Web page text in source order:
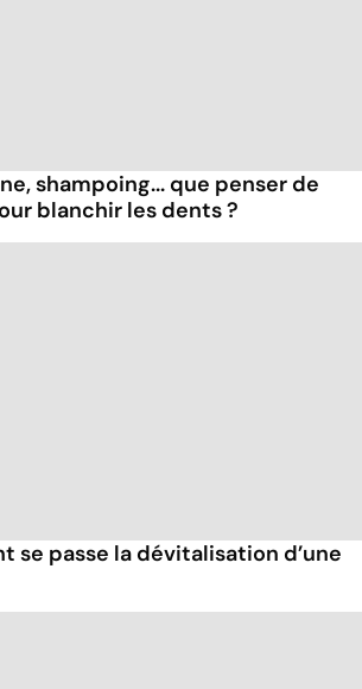
shampoing... que penser de
blanchir les dents ?
se passe la dévitalisation d’une